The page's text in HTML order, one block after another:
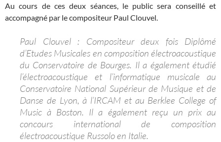
Au cours de ces deux séances, le public sera conseillé et
accompagné par le compositeur Paul Clouvel.
Paul Clouvel : Compositeur deux fois Diplômé
d’Etudes Musicales en composition électroacoustique
du Conservatoire de Bourges. Il a également étudié
l’électroacoustique et l’informatique musicale au
Conservatoire National Supérieur de Musique et de
Danse de Lyon, à l’IRCAM et au Berklee College of
Music à Boston. Il a également reçu un prix au
concours international de composition
électroacoustique Russolo en Italie.